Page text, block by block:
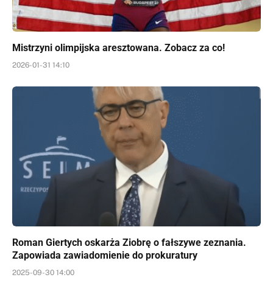
Mistrzyni olimpijska aresztowana. Zobacz za co!
2026-01-31 14:10
Roman Giertych oskarża Ziobrę o fałszywe zeznania.
Zapowiada zawiadomienie do prokuratury
2025-09-30 14:00